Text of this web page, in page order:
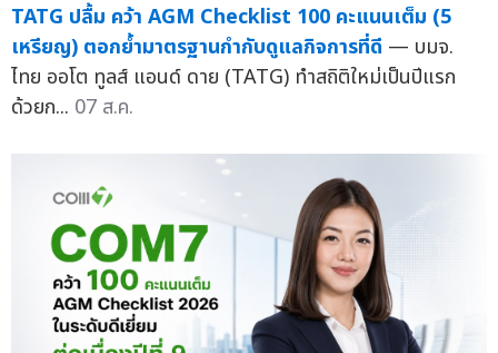
TATG ปลื้ม คว้า AGM Checklist 100 คะแนนเต็ม (5
เหรียญ) ตอกย้ำมาตรฐานกำกับดูแลกิจการที่ดี — บมจ.
ไทย ออโต ทูลส์ แอนด์ ดาย (TATG) ทำสถิติใหม่เป็นปีแรก
ด้วยก... 07 ส.ค.